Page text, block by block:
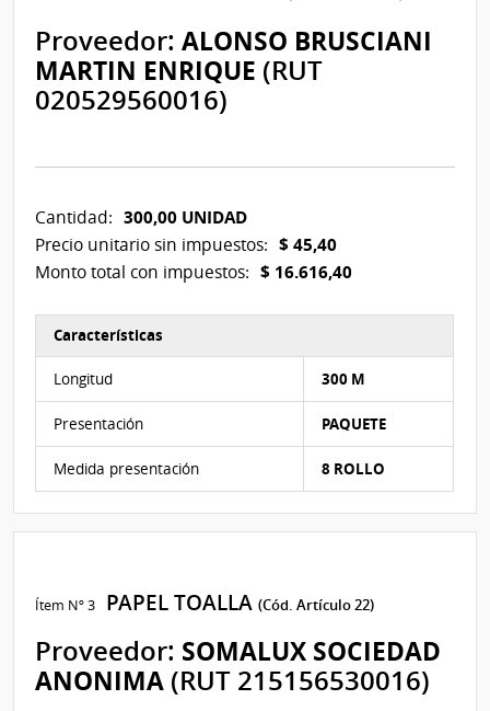
Proveedor:ALONSO BRUSCIANI
MARTIN ENRIQUE (RUT
020529560016)
Cantidad: 300,00 UNIDAD
Precio unitario sin impuestos: $ 45,40
Monto total con impuestos: $ 16.616,40
Características
Longitud 300 M
Presentación PAQUETE
Medida presentación 8 ROLLO
Ítem Nº 3 PAPEL TOALLA(Cód. Artículo 22)
Proveedor: SOMALUX SOCIEDAD
ANONIMA (RUT 215156530016)